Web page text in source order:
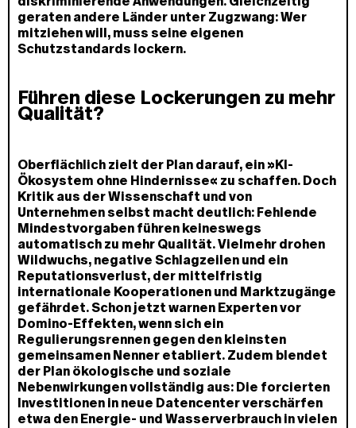
geraten andere Länder unter Zugzwang: Wer
mitziehen will, muss seine eigenen
Schutzstandards lockern.
Führen diese Lockerungen zu mehr
Qualität?
Oberflächlich zielt der Plan darauf, ein »KI-
Ökosystem ohne Hindernisse« zu schaffen. Doch
Kritik aus der Wissenschaft und von
Unternehmen selbst macht deutlich: Fehlende
Mindestvorgaben führen keineswegs
automatisch zu mehr Qualität. Vielmehr drohen
Wildwuchs, negative Schlagzeilen und ein
Reputationsverlust, der mittelfristig
internationale Kooperationen und Marktzugänge
gefährdet. Schon jetzt warnen Experten vor
Domino-Effekten, wenn sich ein
Regulierungsrennen gegen den kleinsten
gemeinsamen Nenner etabliert. Zudem blendet
der Plan ökologische und soziale
Nebenwirkungen vollständig aus: Die forcierten
Investitionen in neue Datencenter verschärfen
etwa den Energie- und Wasserverbrauch in vielen